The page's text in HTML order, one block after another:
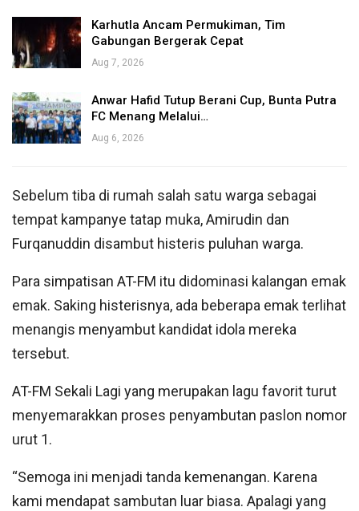
Karhutla Ancam Permukiman, Tim
Gabungan Bergerak Cepat
Aug 7, 2026
Anwar Hafid Tutup Berani Cup, Bunta Putra
FC Menang Melalui…
Aug 6, 2026
Sebelum tiba di rumah salah satu warga sebagai
tempat kampanye tatap muka, Amirudin dan
Furqanuddin disambut histeris puluhan warga.
Para simpatisan AT-FM itu didominasi kalangan emak
emak. Saking histerisnya, ada beberapa emak terlihat
menangis menyambut kandidat idola mereka
tersebut.
AT-FM Sekali Lagi yang merupakan lagu favorit turut
menyemarakkan proses penyambutan paslon nomor
urut 1.
“Semoga ini menjadi tanda kemenangan. Karena
kami mendapat sambutan luar biasa. Apalagi yang